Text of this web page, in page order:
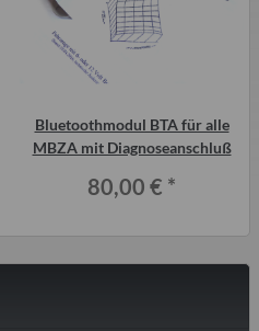
Bluetoothmodul BTA für alle
MBZA mit Diagnoseanschluß
80,00 € *